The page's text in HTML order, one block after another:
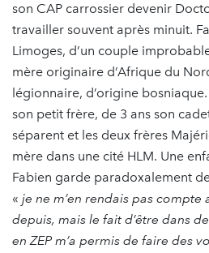
son CAP carrossier devenir
travailler souvent après minuit.
Limoges, d’un couple
mère originaire d’Afrique du
légionnaire, d’origine
son petit frère, de 3 ans son
séparent et les deux frères
mère dans une cité HLM. Une
Fabien garde paradoxalement
« je ne m’en rendais pas compte
depuis, mais le fait d’être dans
en ZEP m’a permis de faire des